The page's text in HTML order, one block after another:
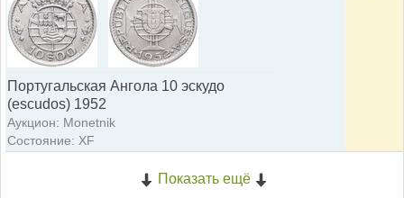
Португальская Ангола 10 эскудо
(escudos) 1952
Аукцион: Monetnik
Состояние: XF
Показать ещё